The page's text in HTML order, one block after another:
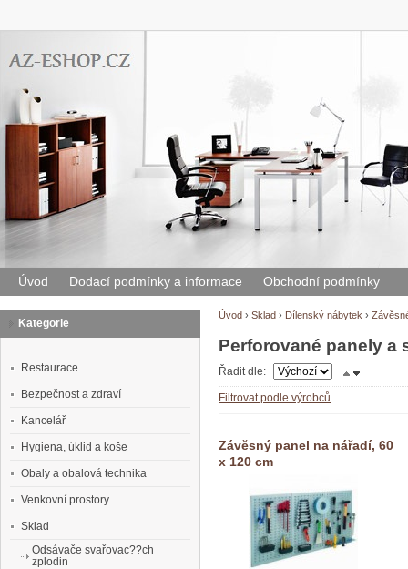
Úvod Dodací podmínky a informace Obchodní podmínky
Úvod › Sklad › Dílenský nábytek ›
Perforované panely a
Řadit dle:
Filtrovat podle výrobců
Závěsný panel na nářadí, 60
x 120 cm
Kategorie
Restaurace
Bezpečnost a zdraví
Kancelář
Hygiena, úklid a koše
Obaly a obalová technika
Venkovní prostory
Sklad
Odsávače svařovac??ch
zplodin